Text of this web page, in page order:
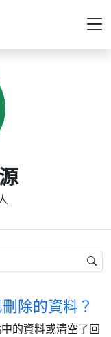
除的資料？
的資料或清空了回